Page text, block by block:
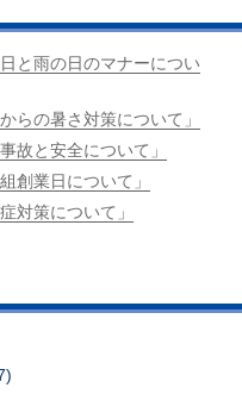
と雨の日のマナーについ
らの暑さ対策について」
故と安全について」
創業日について」
対策について」